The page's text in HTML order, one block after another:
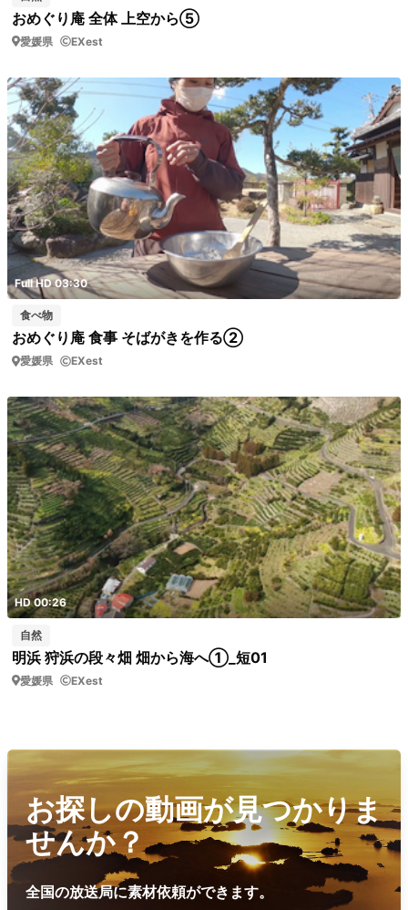
おめぐり庵 全体 上空から⑤
愛媛県 EXest
Full HD 03:30
食べ物
おめぐり庵 食事 そばがきを作る②
愛媛県 EXest
HD 00:26
自然
明浜 狩浜の段々畑 畑から海へ①_短01
愛媛県 EXest
お探しの動画が見つかりま
せんか？
全国の放送局に素材依頼ができます。